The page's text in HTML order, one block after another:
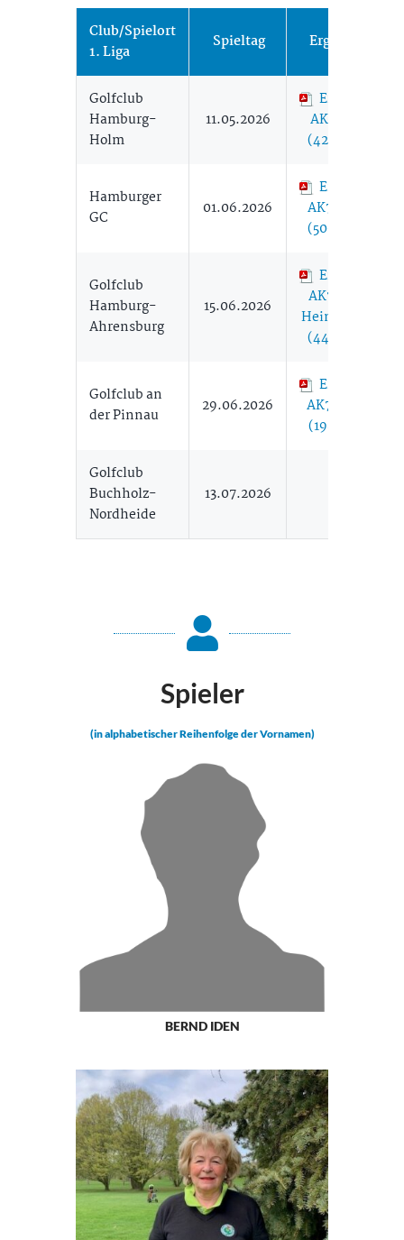
Club/Spielort
1. Liga
Spieltag Ergebnisse
Golfclub
Hamburg-
Holm
11.05.2026
Ergebnisse
AK75 11.05.
(428,65 KB)
Hamburger
GC
01.06.2026
Ergebnisse
AK75 01.06.
(500,76 KB)
Golfclub
Hamburg-
Ahrensburg
15.06.2026
Ergebnisse
AK75 15.06.
Heimspieltag
(443,08 KB)
Golfclub an
der Pinnau
29.06.2026
Ergebnisse
AK75 29.06.
(198,77 KB)
Golfclub
Buchholz-
Nordheide
13.07.2026
Spieler
(in alphabetischer Reihenfolge der Vornamen)
BERND IDEN